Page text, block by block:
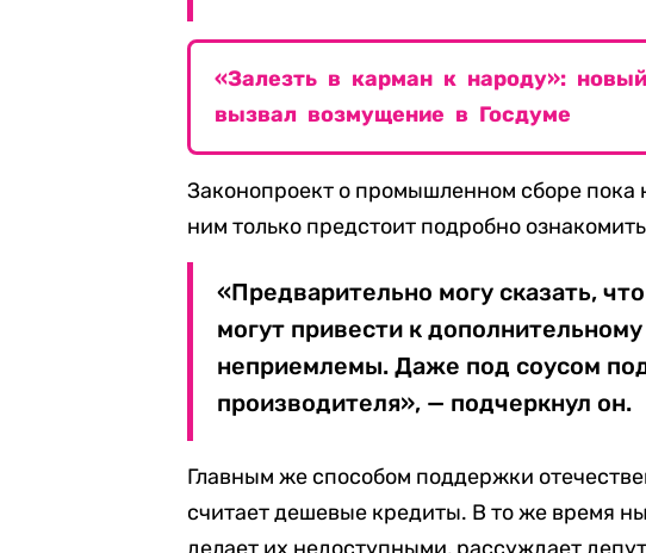
«Залезть в карман к народу»:
вызвал возмущение в Госдуме
Законопроект о промышленном сборе пока
ним только предстоит подробно
«Предварительно могу сказать,
могут привести к
неприемлемы. Даже под соусом
производителя», — подчеркнул он.
Главным же способом поддержки
считает дешевые кредиты. В то же время